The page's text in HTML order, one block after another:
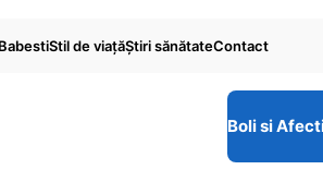
Stil de viaţăŞtiri sănătateContact
Boli si